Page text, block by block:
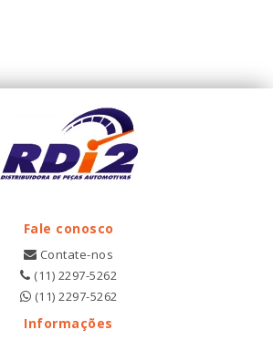
Fale conosco
Contate-nos
(11) 2297-5262
(11) 2297-5262
Informações